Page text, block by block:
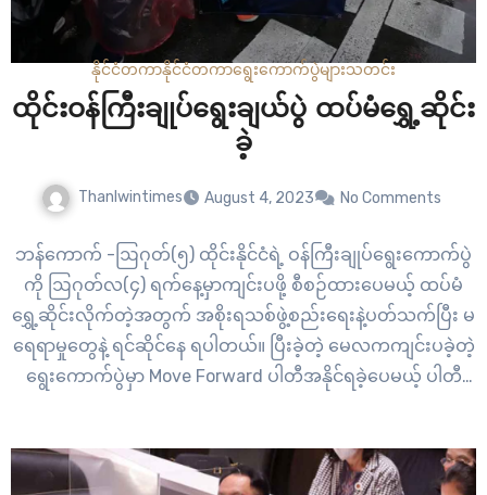
နိုင်ငံတကာနိုင်ငံတကာရွေးကောက်ပွဲများသတင်း
ထိုင်းဝန်ကြီးချုပ်ရွေးချယ်ပွဲ ထပ်မံရွှေ့ဆိုင်း
ခဲ့
Thanlwintimes August 4, 2023 No Comments
ဘန်ကောက် -ဩဂုတ်(၅) ထိုင်းနိုင်ငံရဲ့ ဝန်ကြီးချုပ်ရွေးကောက်ပွဲ
ကို ဩဂုတ်လ(၄) ရက်နေ့မှာကျင်းပဖို့ စီစဉ်ထားပေမယ့် ထပ်မံ
ရွှေ့ဆိုင်းလိုက်တဲ့အတွက် အစိုးရသစ်ဖွဲ့စည်းရေးနဲ့ပတ်သက်ပြီး မ
ရေရာမှုတွေနဲ့ ရင်ဆိုင်နေ ရပါတယ်။ ပြီးခဲ့တဲ့ မေလကကျင်းပခဲ့တဲ့
ရွေးကောက်ပွဲမှာ Move Forward ပါတီအနိုင်ရခဲ့ပေမယ့် ပါတီ
အထက်လွှတ်တော်အမတ်တွေရဲ့ ကန့်ကွက်မှုတွေနဲ့ ရင်ဆိုင် နေရ